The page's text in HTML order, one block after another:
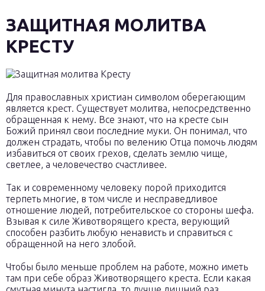
ЗАЩИТНАЯ МОЛИТВА
КРЕСТУ
Для православных христиан символом оберегающим
является крест. Существует молитва, непосредственно
обращенная к нему. Все знают, что на кресте сын
Божий принял свои последние муки. Он понимал, что
должен страдать, чтобы по велению Отца помочь людям
избавиться от своих грехов, сделать землю чище,
светлее, а человечество счастливее.
Так и современному человеку порой приходится
терпеть многие, в том числе и несправедливое
отношение людей, потребительское со стороны шефа.
Взывая к силе Животворящего креста, верующий
способен разбить любую ненависть и справиться с
обращенной на него злобой.
Чтобы было меньше проблем на работе, можно иметь
там при себе образ Животворящего креста. Если какая